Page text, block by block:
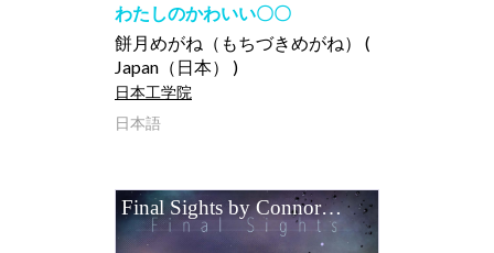
わたしのかわいい〇〇
餅月めがね（もちづきめがね） (
Japan（日本） )
日本工学院
日本語